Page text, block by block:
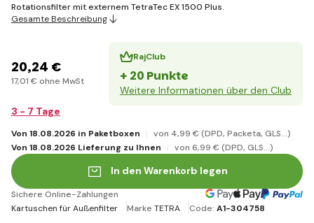
Rotationsfilter mit externem TetraTec EX 1500 Plus.
Gesamte Beschreibung
20,24 €
17,01 € ohne MwSt
RajClub
+ 20 Punkte
Weitere Informationen über den Club
3 - 7 Tage
Von 18.08.2026 in Paketboxen von 4,99 € (DPD, Packeta, GLS...)
Von 18.08.2026 Lieferung zu Ihnen
von 6,99 € (DPD, GLS...)
In den Warenkorb legen
Sichere Online-Zahlungen
Kartuschen für Außenfilter
Marke TETRA Code: A1-304758